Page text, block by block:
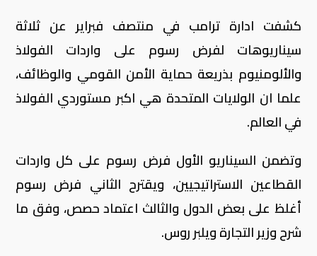
كشفت ادارة ترامب في منتصف فبراير عن ثلاثة
سيناريوهات لفرض رسوم على واردات الفولاذ
والألومنيوم بذريعة حماية الأمن القومي والوظائف،
علما ان الولايات المتحدة هي اكبر مستوردي الفولاذ
في العالم.
وتضمن السيناريو الأول فرض رسوم على كل واردات
القطاعين الاستراتيجيين، ويقترح الثاني فرض رسوم
أغلظ على بعض الدول والثالث اعتماد حصص، وفق ما
شرح وزير التجارة ويلبر روس.